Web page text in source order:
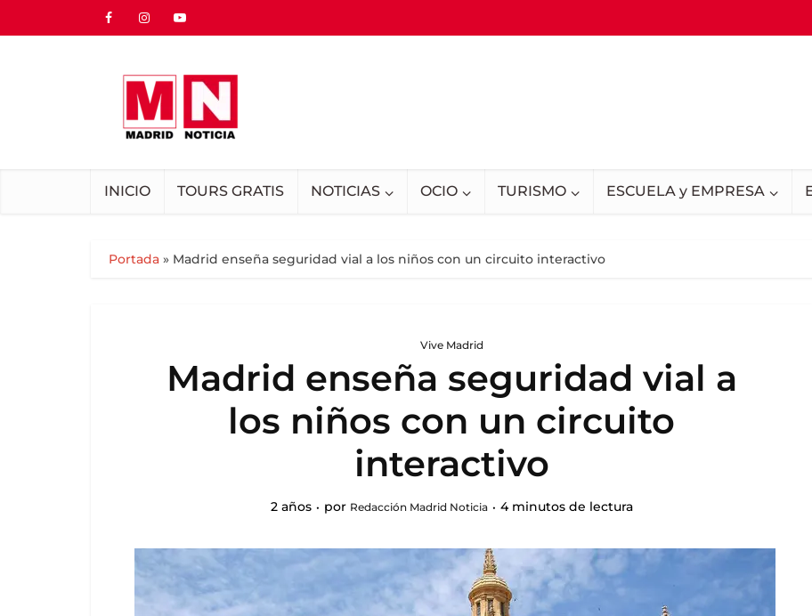
INICIO TOURS GRATIS NOTICIAS OCIO TURISMO ESCUELA y EMPRESA
Portada » Madrid enseña seguridad vial a los niños con un circuito interactivo
Vive Madrid
Madrid enseña seguridad vial a
los niños con un circuito
interactivo
2 años por Redacción Madrid Noticia 4 minutos de lectura